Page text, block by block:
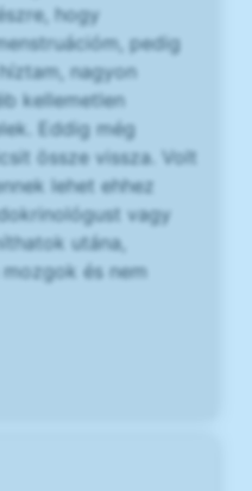
hogy
pedig
nagyon
kellemetlen
Eddig még
össze vissza. Volt
lehet ehhez
vagy
utána,
és nem